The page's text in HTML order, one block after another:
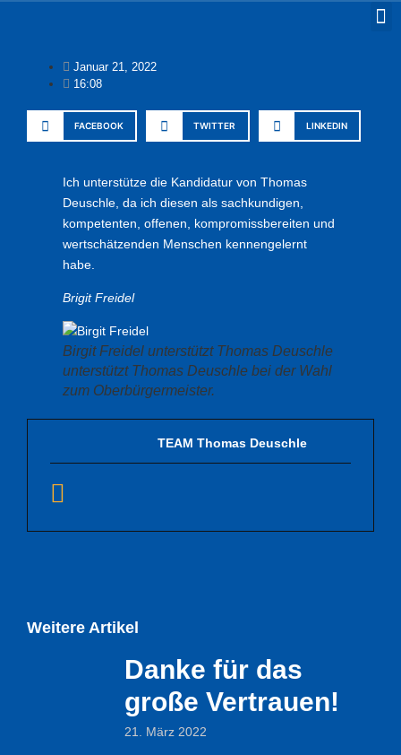
Januar 21, 2022
16:08
FACEBOOK TWITTER LINKEDIN
Ich unterstütze die Kandidatur von Thomas
Deuschle, da ich diesen als sachkundigen,
kompetenten, offenen, kompromissbereiten und
wertschätzenden Menschen kennengelernt
habe.
Brigit Freidel
Birgit Freidel unterstützt Thomas Deuschle
unterstützt Thomas Deuschle bei der Wahl
zum Oberbürgermeister.
TEAM Thomas Deuschle
Weitere Artikel
Danke für das
große Vertrauen!
21. März 2022